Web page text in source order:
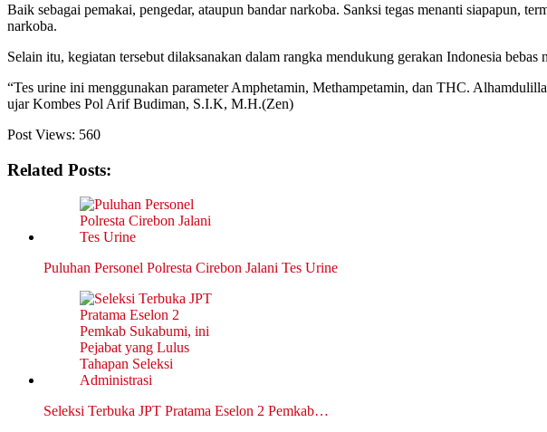
Baik sebagai pemakai, pengedar, ataupun bandar narkoba. Sanksi tegas menanti siapapun,
narkoba.
Selain itu, kegiatan tersebut dilaksanakan dalam rangka mendukung gerakan Indonesia
“Tes urine ini menggunakan parameter Amphetamin, Methampetamin, dan THC.
ujar Kombes Pol Arif Budiman, S.I.K, M.H.(Zen)
Post Views: 560
Related Posts:
Puluhan Personel Polresta Cirebon Jalani Tes Urine
Seleksi Terbuka JPT Pratama Eselon 2 Pemkab…